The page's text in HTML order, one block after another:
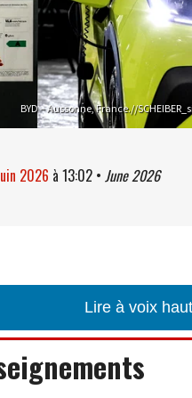
BYD – Aussonne, France.//
2026 à 13:02 • June 2026
Lire à voix